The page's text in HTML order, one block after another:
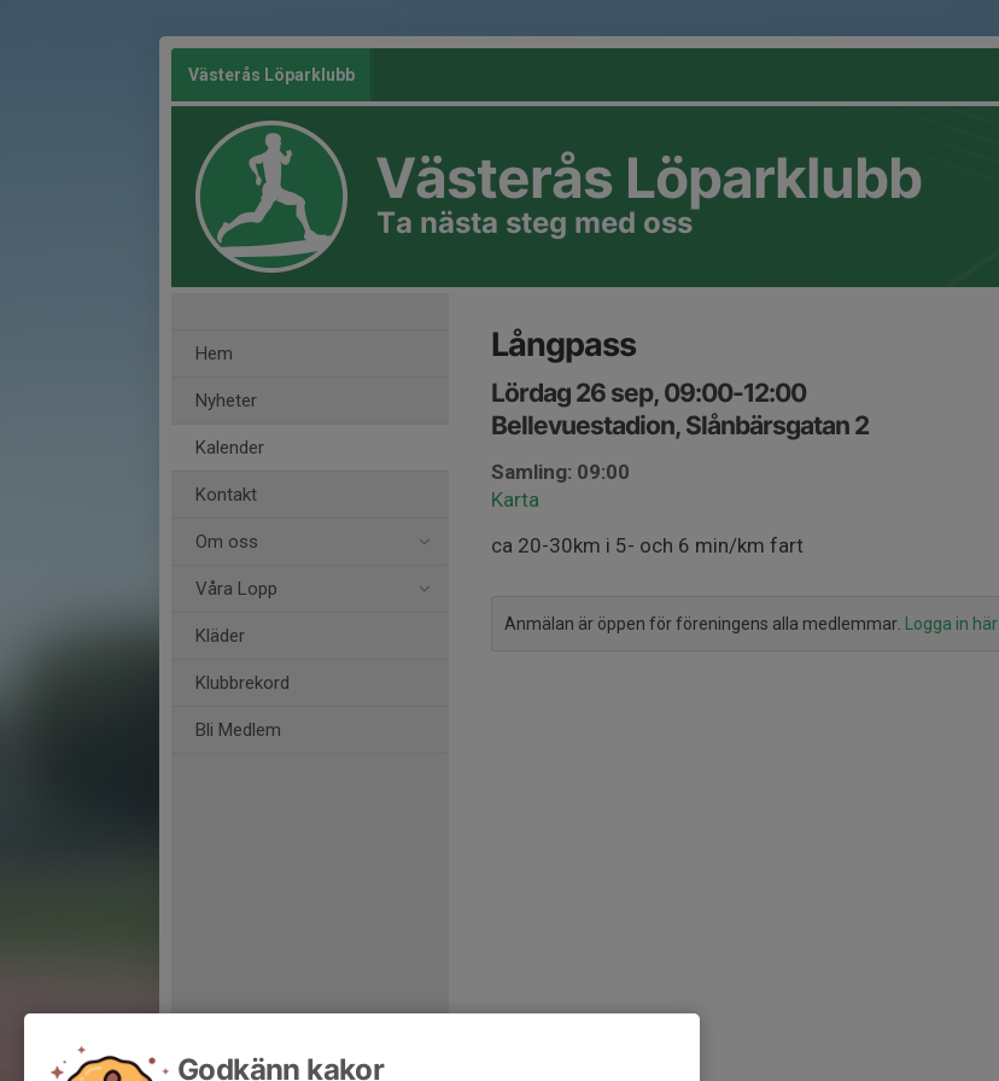
Västerås Löparklubb
Västerås Löparklubb
Ta nästa steg med oss
Hem
Nyheter
Kalender
Kontakt
Om oss
Våra Lopp
Kläder
Klubbrekord
Bli Medlem
Långpass
Lördag 26 sep, 09:00-12:00
Bellevuestadion, Slånbärsgatan 2
Samling: 09:00
Karta
ca 20-30km i 5- och 6 min/km fart
Anmälan är öppen för föreningens alla medlemmar. Logga in här
Godkänn kakor